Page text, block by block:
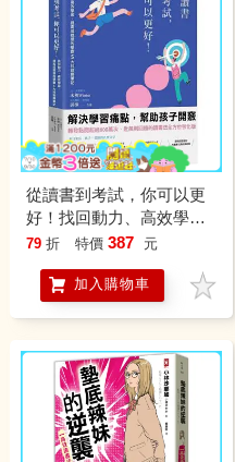
從讀書到考試，你可以更
好！找回動力、高效學
習，提高成就感的學霸5大
79 折 特價 387 元
加入購物車